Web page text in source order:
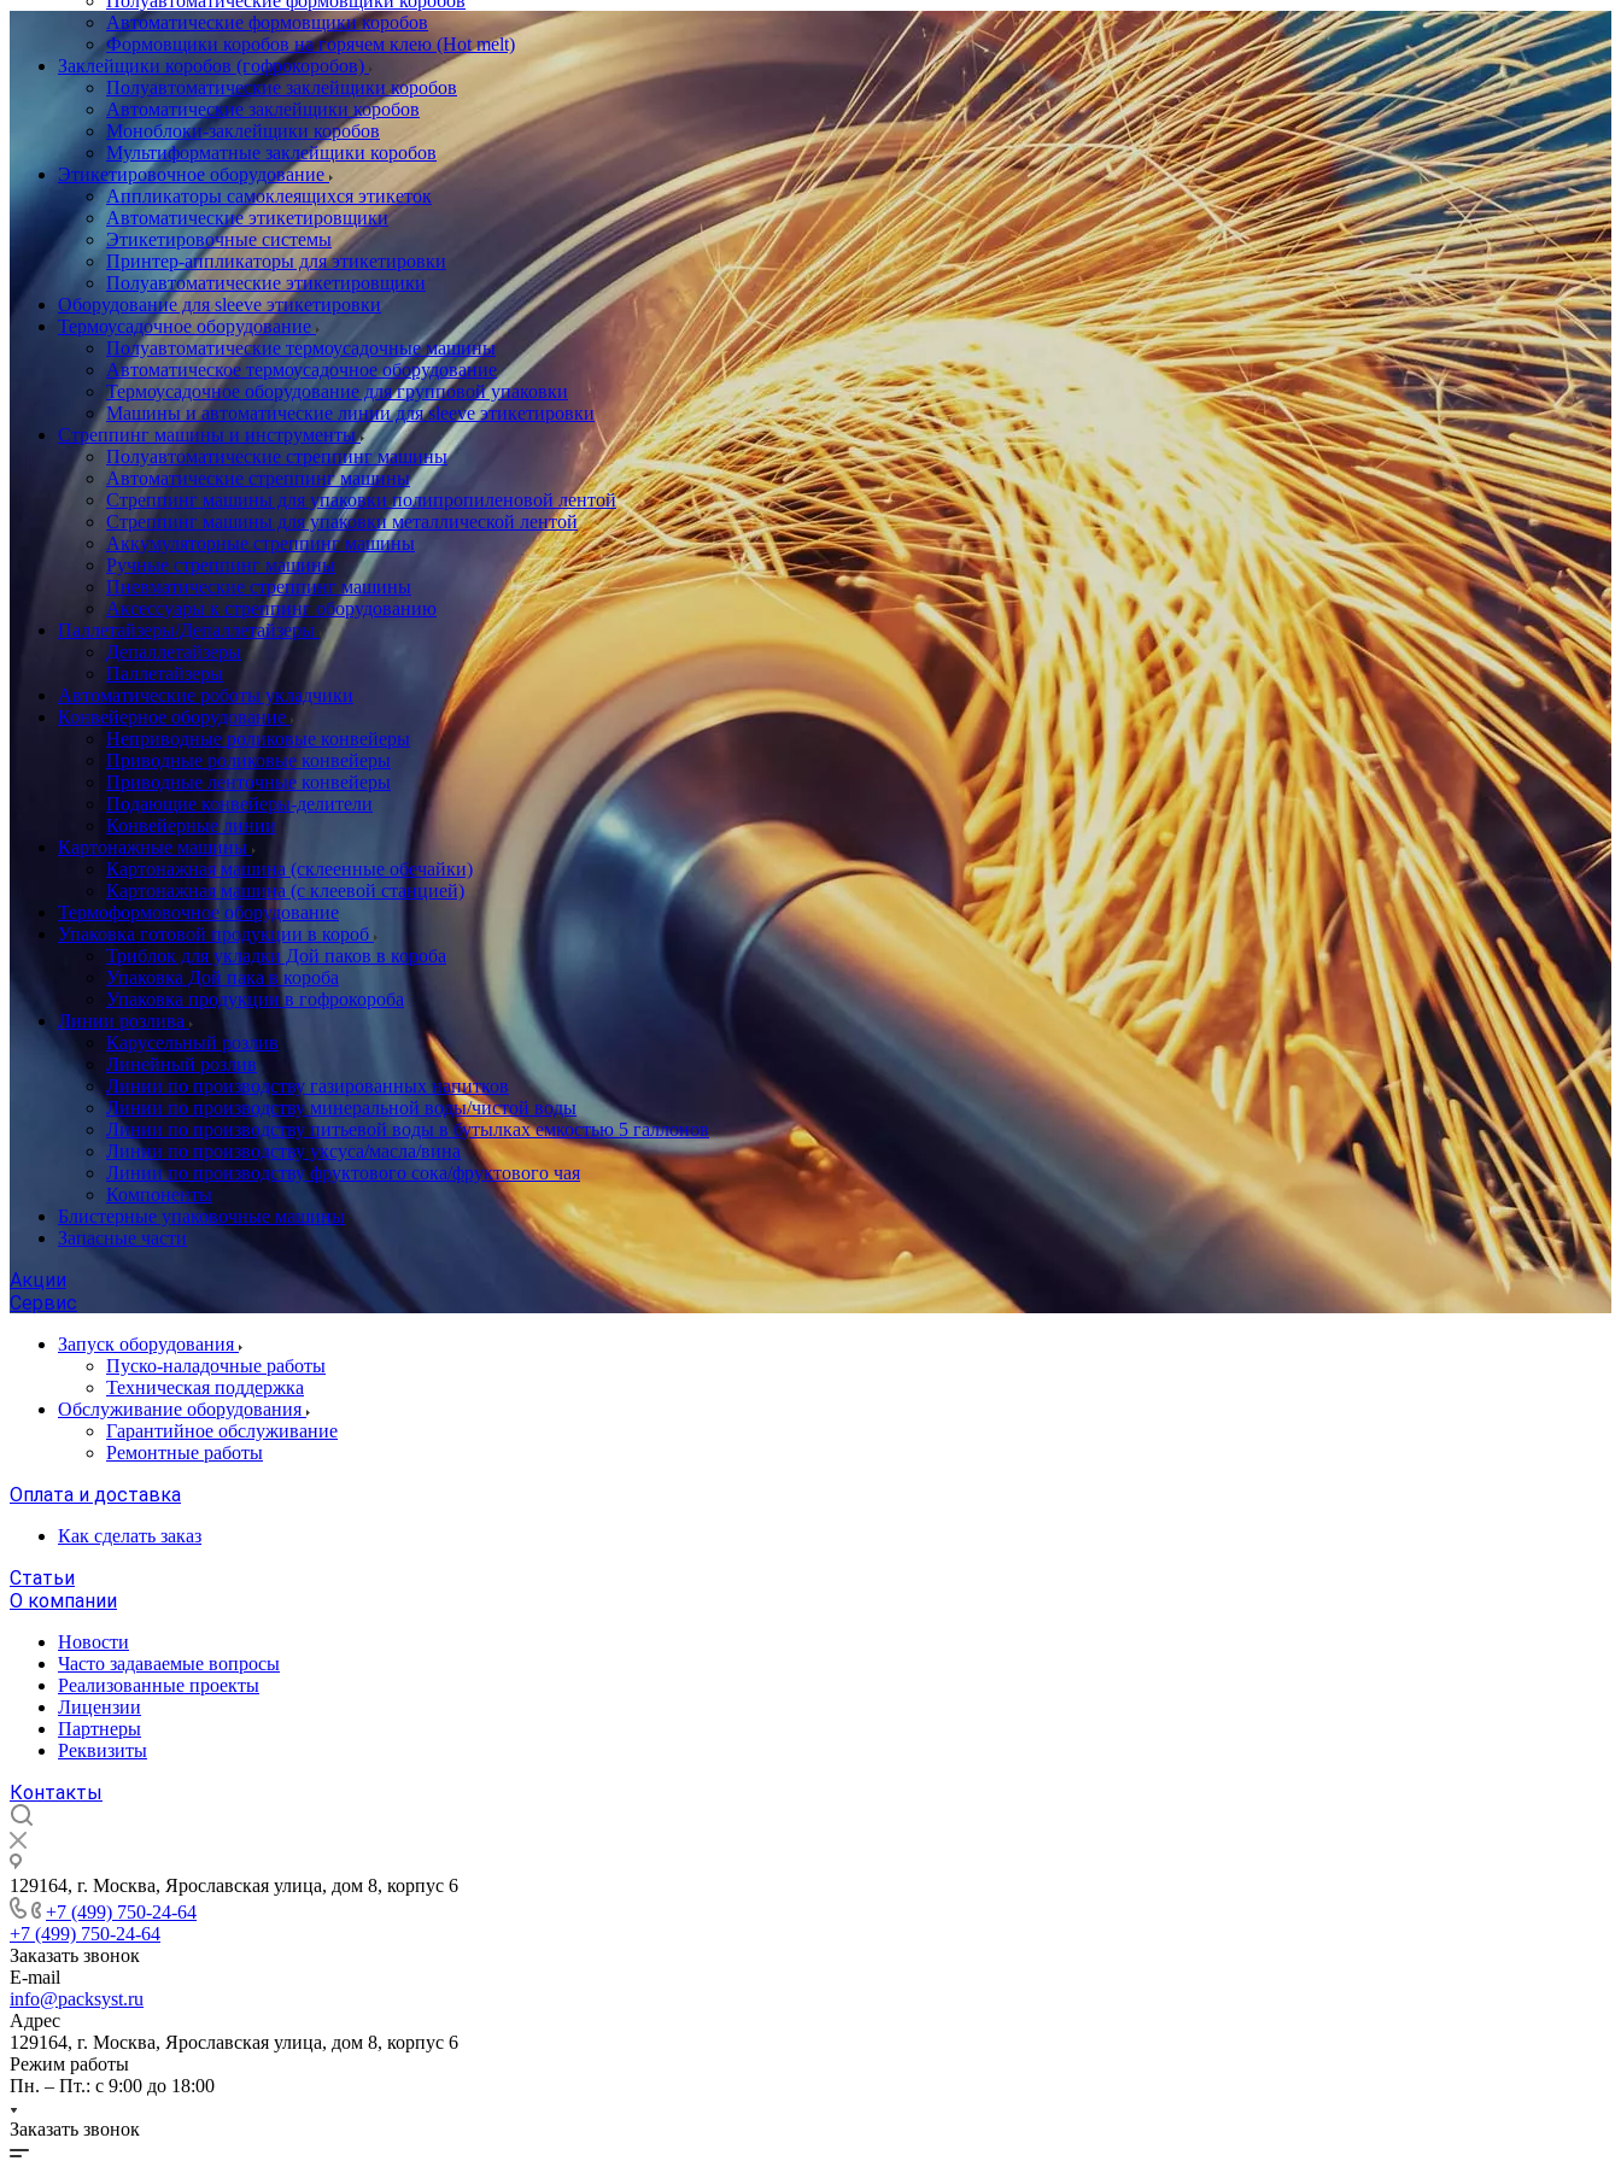
Автоматические формовщики коробов
Формовщики коробов на горячем клею (Hot melt)
Заклейщики коробов (гофрокоробов)
Полуавтоматические заклейщики коробов
Автоматические заклейщики коробов
Моноблоки-заклейщики коробов
Мультиформатные заклейщики коробов
Этикетировочное оборудование
Аппликаторы самоклеящихся этикеток
Автоматические этикетировщики
Этикетировочные системы
Принтер-аппликаторы для этикетировки
Полуавтоматические этикетировщики
Оборудование для sleeve этикетировки
Термоусадочное оборудование
Полуавтоматические термоусадочные машины
Автоматическое термоусадочное оборудование
Термоусадочное оборудование для групповой упаковки
Машины и автоматические линии для sleeve этикетировки
Стреппинг машины и инструменты
Полуавтоматические стреппинг машины
Автоматические стреппинг машины
Стреппинг машины для упаковки полипропиленовой лентой
Стреппинг машины для упаковки металлической лентой
Аккумуляторные стреппинг машины
Ручные стреппинг машины
Пневматические стреппинг машины
Аксессуары к стреппинг оборудованию
Паллетайзеры/Депаллетайзеры
Депаллетайзеры
Паллетайзеры
Автоматические роботы укладчики
Конвейерное оборудование
Неприводные роликовые конвейеры
Приводные роликовые конвейеры
Приводные ленточные конвейеры
Подающие конвейеры-делители
Конвейерные линии
Картонажные машины
Картонажная машина (склеенные обечайки)
Картонажная машина (с клеевой станцией)
Термоформовочное оборудование
Упаковка готовой продукции в короб
Триблок для укладки Дой паков в короба
Упаковка Дой пака в короба
Упаковка продукции в гофрокороба
Линии розлива
Карусельный розлив
Линейный розлив
Линии по производству газированных напитков
Линии по производству минеральной воды/чистой воды
Линии по производству питьевой воды в бутылках емкостью 5 галлонов
Линии по производству уксуса/масла/вина
Линии по производству фруктового сока/фруктового чая
Компоненты
Блистерные упаковочные машины
Запасные части
Акции
Сервис
Запуск оборудования
Пуско-наладочные работы
Техническая поддержка
Обслуживание оборудования
Гарантийное обслуживание
Ремонтные работы
Оплата и доставка
Как сделать заказ
Статьи
О компании
Новости
Часто задаваемые вопросы
Реализованные проекты
Лицензии
Партнеры
Реквизиты
Контакты
129164, г. Москва, Ярославская улица, дом 8, корпус 6
+7 (499) 750-24-64
+7 (499) 750-24-64
Заказать звонок
E-mail
info@packsyst.ru
Адрес
129164, г. Москва, Ярославская улица, дом 8, корпус 6
Режим работы
Пн. – Пт.: с 9:00 до 18:00
Заказать звонок